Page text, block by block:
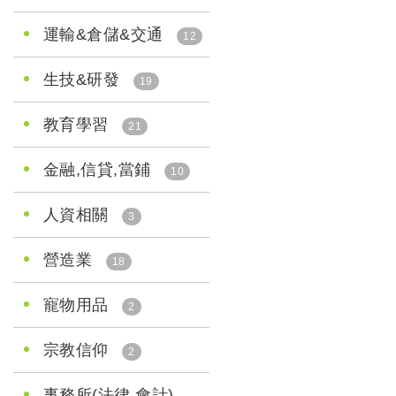
運輸&倉儲&交通 12
生技&研發 19
教育學習 21
金融,信貸,當鋪 10
人資相關 3
營造業 18
寵物用品 2
宗教信仰 2